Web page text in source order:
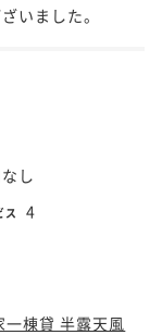
いました。
し
ス 4
棟貸 半露天風